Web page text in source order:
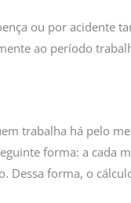
ou por acidente
ao período
trabalha há pelo
forma: a cada
Dessa forma, o